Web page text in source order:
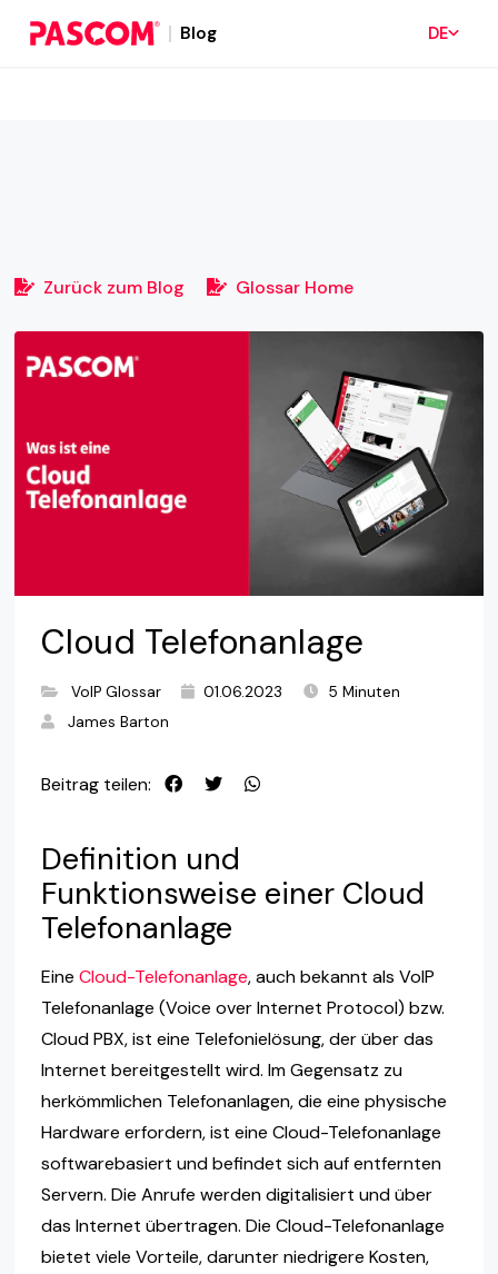
Blog DE
Zurück zum Blog Glossar Home
Cloud Telefonanlage
VoIP Glossar 01.06.2023
5 Minuten
James Barton
Beitrag teilen:
Definition und
Funktionsweise einer Cloud
Telefonanlage
Eine Cloud-Telefonanlage, auch bekannt als VoIP
Telefonanlage (Voice over Internet Protocol) bzw.
Cloud PBX, ist eine Telefonielösung, der über das
Internet bereitgestellt wird. Im Gegensatz zu
herkömmlichen Telefonanlagen, die eine physische
Hardware erfordern, ist eine Cloud-Telefonanlage
softwarebasiert und befindet sich auf entfernten
Servern. Die Anrufe werden digitalisiert und über
das Internet übertragen. Die Cloud-Telefonanlage
bietet viele Vorteile, darunter niedrigere Kosten,